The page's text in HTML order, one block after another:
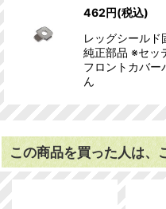
462円(税込)
レッグシール
純正部品 ※セッ
フロントカバー
ん
この商品を買った人は、